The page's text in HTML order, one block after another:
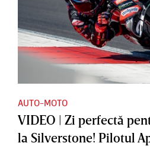
AUTO-MOTO
VIDEO | Zi perfectă
la Silverstone! Pilotul